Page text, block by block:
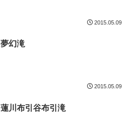
2015.05.09
夢幻滝
2015.05.09
蓮川布引谷布引滝